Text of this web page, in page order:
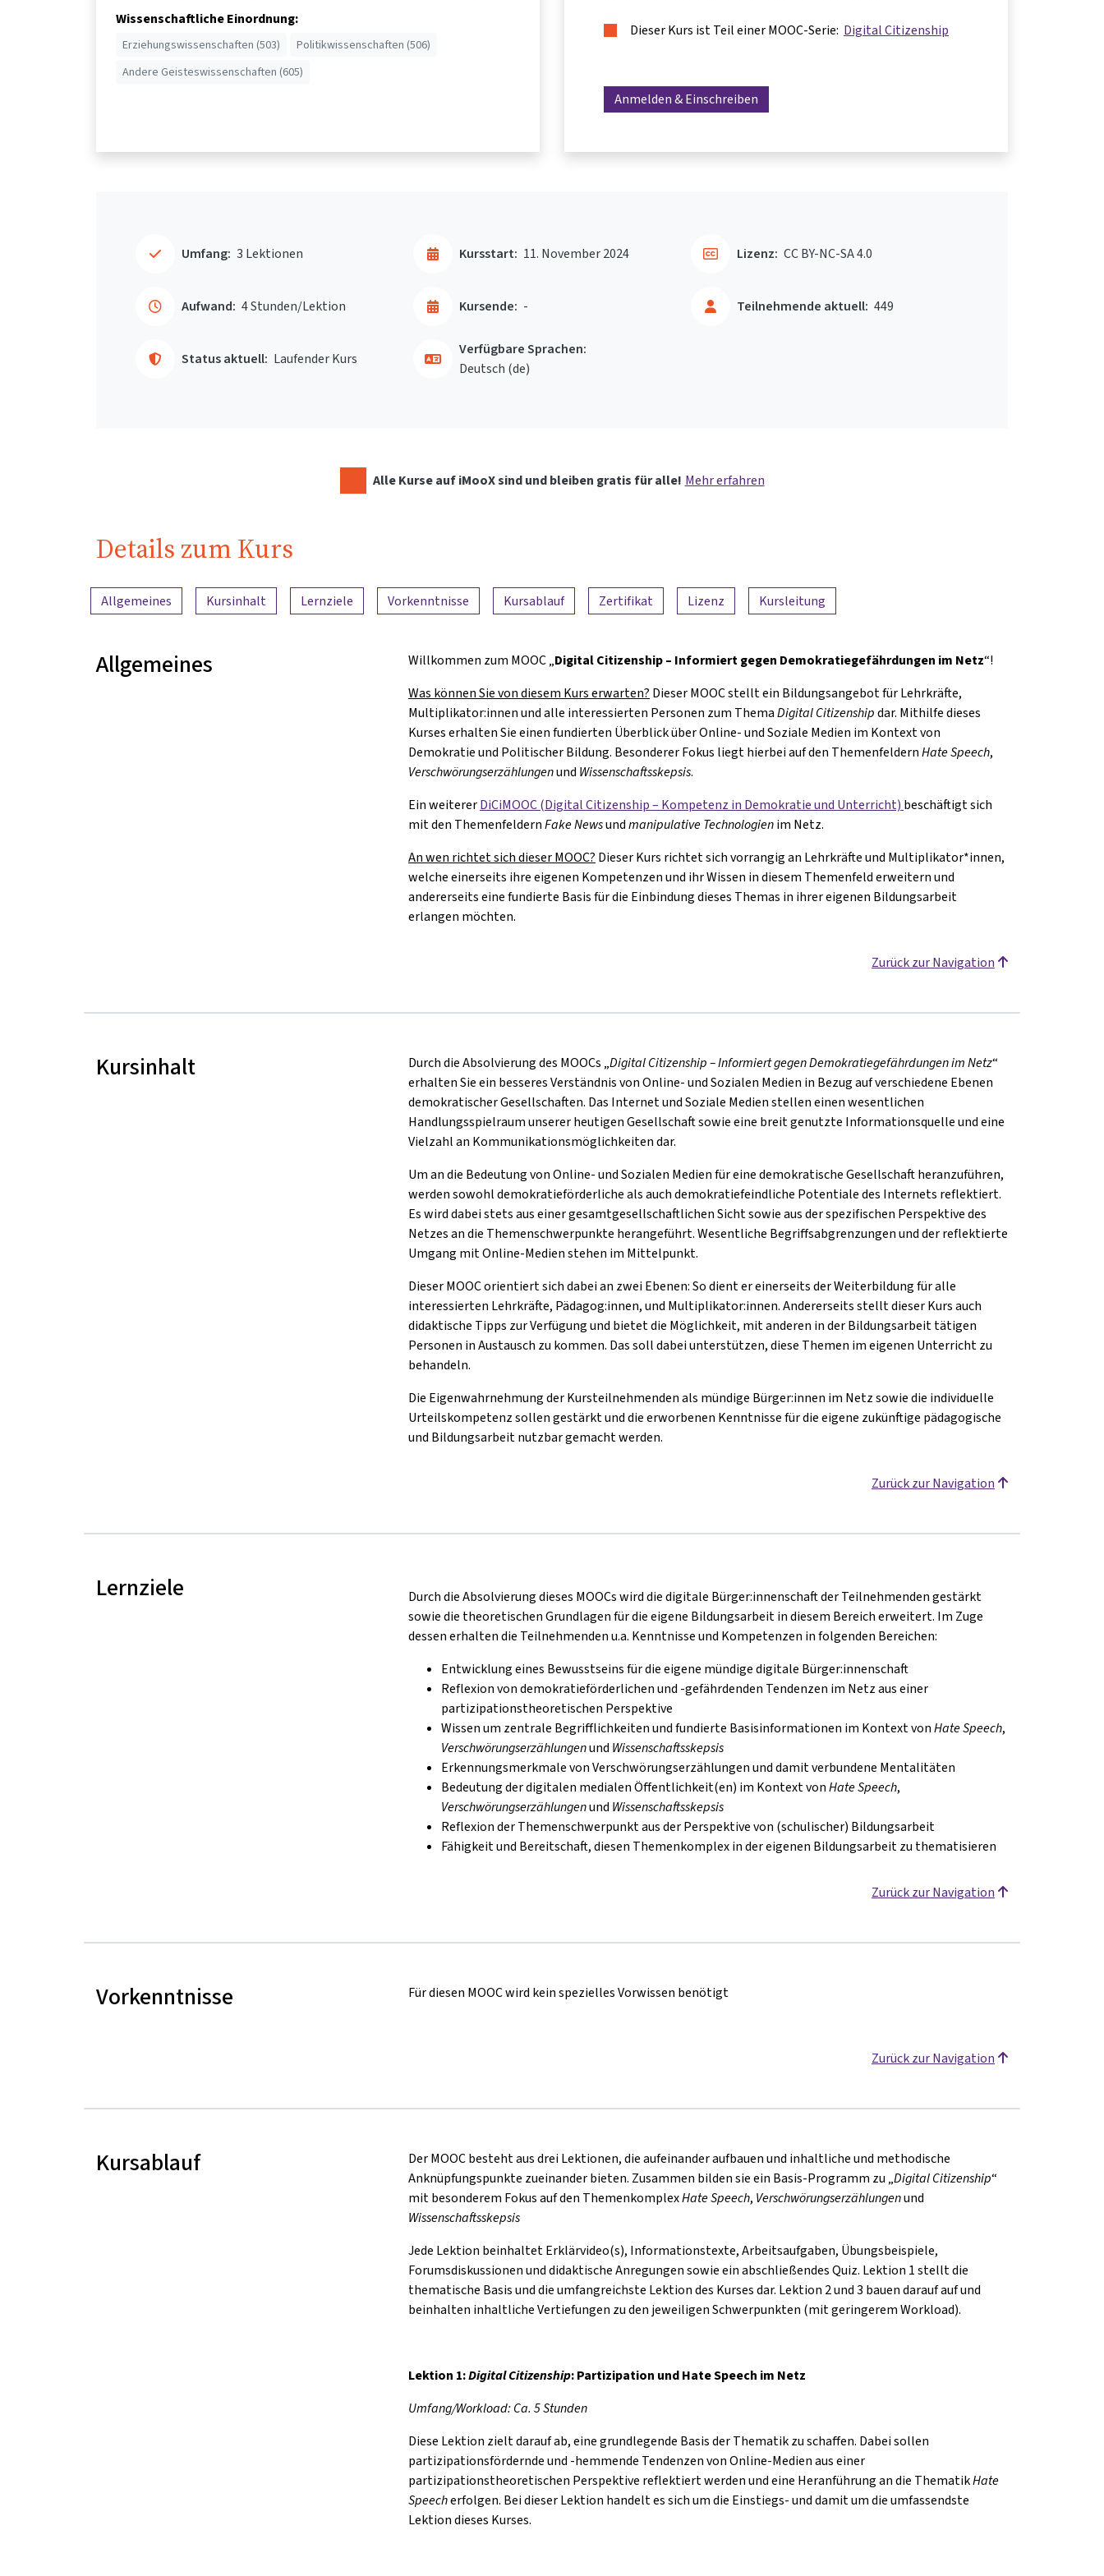
Wissenschaftliche Einordnung:
Erziehungswissenschaften (503)
Politikwissenschaften (506)
Andere Geisteswissenschaften (605)
Dieser Kurs ist Teil einer MOOC-Serie: Digital Citizenship
Anmelden & Einschreiben
Umfang: 3 Lektionen
Aufwand: 4 Stunden/Lektion
Kursstart: 11. November 2024
Kursende: -
Status aktuell: Laufender Kurs
Teilnehmende aktuell: 449
Lizenz: CC BY-NC-SA 4.0
Verfügbare Sprachen:
Deutsch ‎(de)‎
Alle Kurse auf iMooX sind und bleiben gratis für alle! Mehr erfahren
Details zum Kurs
Inhaltsübersicht
Allgemeines Kursinhalt Lernziele Vorkenntnisse Kursablauf Zertifikat Lizenz Kursleitung
Allgemeines Willkommen zum MOOC „Digital Citizenship – Informiert gegen Demokratiegefährdungen im Netz“!
Was können Sie von diesem Kurs erwarten? Dieser MOOC stellt ein Bildungsangebot für Lehrkräfte,
Multiplikator:innen und alle interessierten Personen zum ThemaDigital Citizenshipdar. Mithilfe dieses
Kurses erhalten Sie einen fundierten Überblick über Online- und Soziale Medien im Kontext von
Demokratie und Politischer Bildung. Besonderer Fokus liegt hierbei auf den ThemenfeldernHate Speech,
Verschwörungserzählungenund Wissenschaftsskepsis.
Ein weitererDiCiMOOC (Digital Citizenship – Kompetenz in Demokratie und Unterricht) beschäftigt sich
mit den ThemenfeldernFake Newsundmanipulative Technologienim Netz.
An wen richtet sich dieser MOOC? Dieser Kurs richtet sich vorrangig an Lehrkräfte und Multiplikator*innen,
welche einerseits ihre eigenen Kompetenzen und ihr Wissen in diesem Themenfeld erweitern und
andererseits eine fundierte Basis für die Einbindung dieses Themas in ihrer eigenen Bildungsarbeit
erlangen möchten.
Zurück zur Navigation
Kursinhalt Durch die Absolvierung des MOOCs „Digital Citizenship – Informiert gegen Demokratiegefährdungen im Netz“
erhalten Sie ein besseres Verständnis von Online- und Sozialen Medien in Bezug auf verschiedene Ebenen
demokratischer Gesellschaften. Das Internet und Soziale Medien stellen einen wesentlichen
Handlungsspielraum unserer heutigen Gesellschaft sowie eine breit genutzte Informationsquelle und eine
Vielzahl an Kommunikationsmöglichkeiten dar.
Um an die Bedeutung von Online- und Sozialen Medien für eine demokratische Gesellschaft heranzuführen,
werden sowohl demokratieförderliche als auch demokratiefeindliche Potentiale des Internets reflektiert.
Es wird dabei stets aus einer gesamtgesellschaftlichen Sicht sowie aus der spezifischen Perspektive des
Netzes an die Themenschwerpunkte herangeführt. Wesentliche Begriffsabgrenzungen und der reflektierte
Umgang mit Online-Medien stehen im Mittelpunkt.
Dieser MOOC orientiert sich dabei an zwei Ebenen: So dient er einerseits der Weiterbildung für alle
interessierten Lehrkräfte, Pädagog:innen, und Multiplikator:innen. Andererseits stellt dieser Kurs auch
didaktische Tipps zur Verfügung und bietet die Möglichkeit, mit anderen in der Bildungsarbeit tätigen
Personen in Austausch zu kommen. Das soll dabei unterstützen, diese Themen im eigenen Unterricht zu
behandeln.
Die Eigenwahrnehmung der Kursteilnehmenden als mündige Bürger:innen im Netz sowie die individuelle
Urteilskompetenz sollen gestärkt und die erworbenen Kenntnisse für die eigene zukünftige pädagogische
und Bildungsarbeit nutzbar gemacht werden.
Zurück zur Navigation
Lernziele
Durch die Absolvierung dieses MOOCs wird die digitale Bürger:innenschaft der Teilnehmenden gestärkt
sowie die theoretischen Grundlagen für die eigene Bildungsarbeit in diesem Bereich erweitert. Im Zuge
dessen erhalten die Teilnehmenden u.a. Kenntnisse und Kompetenzen in folgenden Bereichen:
Entwicklung eines Bewusstseins für die eigene mündige digitale Bürger:innenschaft
Reflexion von demokratieförderlichen und -gefährdenden Tendenzen im Netz aus einer
partizipationstheoretischen Perspektive
Wissen um zentrale Begrifflichkeiten und fundierte Basisinformationen im Kontext vonHate Speech,
Verschwörungserzählungenund Wissenschaftsskepsis
Erkennungsmerkmale von Verschwörungserzählungen und damit verbundene Mentalitäten
Bedeutung der digitalen medialen Öffentlichkeit(en) im Kontext vonHate Speech,
Verschwörungserzählungenund Wissenschaftsskepsis
Reflexion der Themenschwerpunkt aus der Perspektive von (schulischer) Bildungsarbeit
Fähigkeit und Bereitschaft, diesen Themenkomplex in der eigenen Bildungsarbeit zu thematisieren
Zurück zur Navigation
Vorkenntnisse Für diesen MOOC wird kein spezielles Vorwissen benötigt
Zurück zur Navigation
Kursablauf
Der MOOC besteht aus drei Lektionen, die aufeinander aufbauen und inhaltliche und methodische
Anknüpfungspunkte zueinander bieten. Zusammen bilden sie ein Basis-Programm zu „Digital Citizenship“
mit besonderem Fokus auf den ThemenkomplexHate Speech, Verschwörungserzählungenund
Wissenschaftsskepsis
Jede Lektion beinhaltet Erklärvideo(s), Informationstexte, Arbeitsaufgaben, Übungsbeispiele,
Forumsdiskussionen und didaktische Anregungen sowie ein abschließendes Quiz. Lektion 1 stellt die
thematische Basis und die umfangreichste Lektion des Kurses dar. Lektion 2 und 3 bauen darauf auf und
beinhalten inhaltliche Vertiefungen zu den jeweiligen Schwerpunkten (mit geringerem Workload).
Lektion 1:Digital Citizenship: Partizipation und Hate Speech im Netz
Umfang/Workload: Ca. 5 Stunden
Diese Lektion zielt darauf ab, eine grundlegende Basis der Thematik zu schaffen. Dabei sollen
partizipationsfördernde und -hemmende Tendenzen von Online-Medien aus einer
partizipationstheoretischen Perspektive reflektiert werden und eine Heranführung an die ThematikHate
Speecherfolgen. Bei dieser Lektion handelt es sich um die Einstiegs- und damit um die umfassendste
Lektion dieses Kurses.